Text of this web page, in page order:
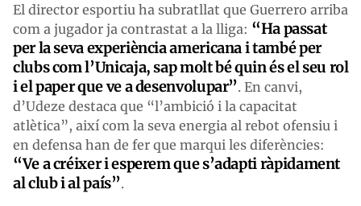
El director esportiu ha subratllat que Guerrero arriba
com a jugador ja contrastat a la lliga: “Ha passat
per la seva experiència americana i també per
clubs com l’Unicaja, sap molt bé quin és el seu rol
i el paper que ve a desenvolupar”. En canvi,
d’Udeze destaca que “l’ambició i la capacitat
atlètica”, així com la seva energia al rebot ofensiu i
en defensa han de fer que marqui les diferències:
“Ve a créixer i esperem que s’adapti ràpidament
al club i al país”.